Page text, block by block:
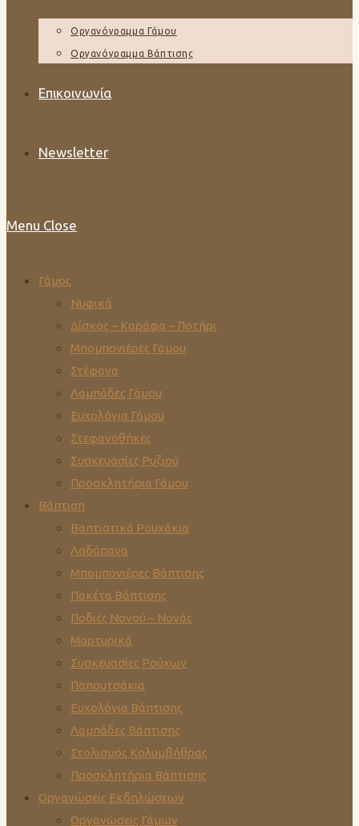
Οργανόγραμμα Γάμου
Οργανόγραμμα Βάπτισης
Επικοινωνία
Newsletter
Menu Close
Γάμος
Νυφικά
Δίσκος – Καράφα – Ποτήρι
Μπομπονιέρες Γάμου
Στέφανα
Λαμπάδες Γάμου
Ευχολόγια Γάμου
Στεφανοθήκες
Συσκευασίες Ρυζιού
Προσκλητήρια Γάμου
Βάπτιση
Βαπτιστικά Ρουχάκια
Λαδόπανα
Μπομπονιέρες Βάπτισης
Πακέτα Βάπτισης
Ποδιές Νονού – Νονάς
Μαρτυρικά
Συσκευασίες Ρούχων
Παπουτσάκια
Ευχολόγια Βάπτισης
Λαμπάδες Βάπτισης
Στολισμός Κολυμβήθρας
Προσκλητήρια Βάπτισης
Οργανώσεις Εκδηλώσεων
Οργανώσεις Γάμων